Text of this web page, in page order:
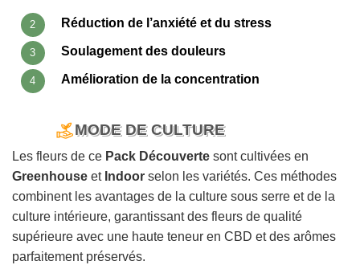
Réduction de l’anxiété et du stress
Soulagement des douleurs
Amélioration de la concentration
MODE DE CULTURE
Les fleurs de ce Pack Découverte sont cultivées en
Greenhouse et Indoor selon les variétés. Ces méthodes
combinent les avantages de la culture sous serre et de la
culture intérieure, garantissant des fleurs de qualité
supérieure avec une haute teneur en CBD et des arômes
parfaitement préservés.